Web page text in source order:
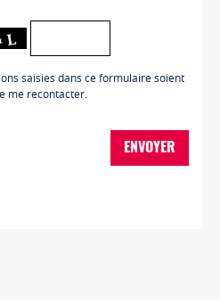
saisies dans ce formulaire soient
me recontacter.
ENVOYER